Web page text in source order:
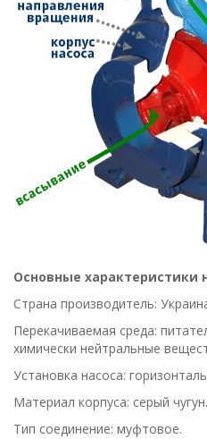
Основные характеристики
Страна производитель:
Перекачиваемая среда:
химически нейтральные
Установка насоса:
Материал корпуса: серый чугун.
Тип соединение: муфтовое.